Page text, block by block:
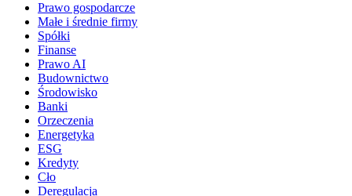
Prawo gospodarcze
Małe i średnie firmy
Spółki
Finanse
Prawo AI
Budownictwo
Środowisko
Banki
Orzeczenia
Energetyka
ESG
Kredyty
Cło
Deregulacja